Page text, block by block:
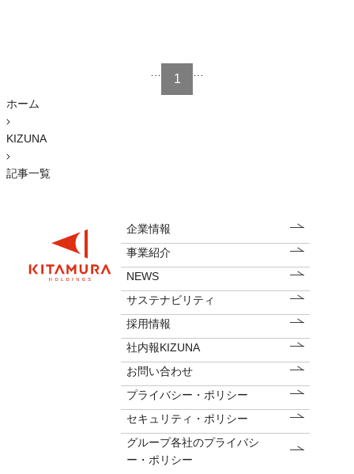
1
ホーム
KIZUNA
記事一覧
企業情報
事業紹介
NEWS
サステナビリティ
採用情報
社内報KIZUNA
お問い合わせ
プライバシー・ポリシー
セキュリティ・ポリシー
グループ各社のプライバシ
ー・ポリシー